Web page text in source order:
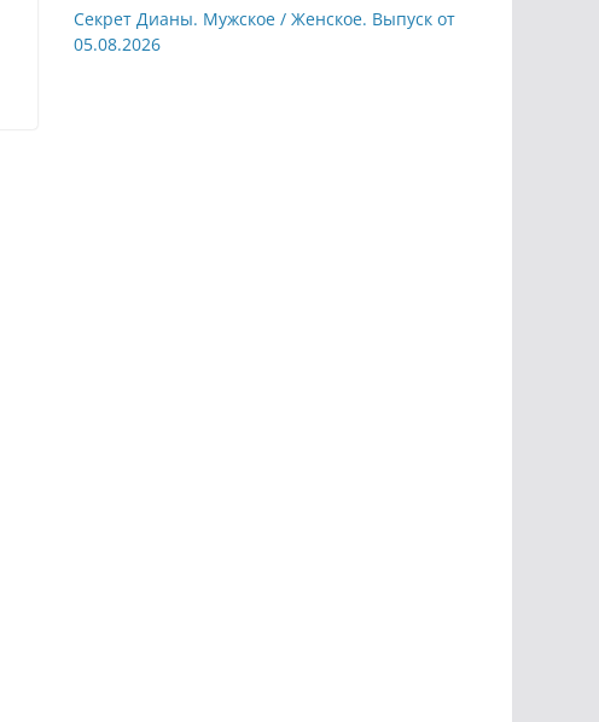
Секрет Дианы. Мужское / Женское. Выпуск от
05.08.2026